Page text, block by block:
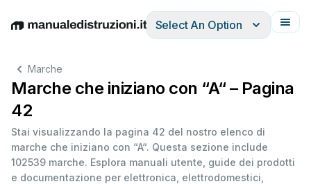
EnglishDeutschEspañolItalianoFrançais
Select An Option
Marche
Marche che iniziano con “A“ – Pagina
42
Stai visualizzando la pagina 42 del nostro elenco di
marche che iniziano con “A“. Questa sezione include
102539 marche. Esplora manuali utente, guide dei prodotti
e documentazione per elettronica, elettrodomestici,